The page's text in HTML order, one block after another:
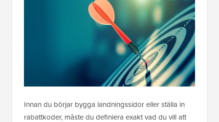
Innan du börjar bygga landningssidor eller ställa in
rabattkoder, måste du definiera exakt vad du vill att